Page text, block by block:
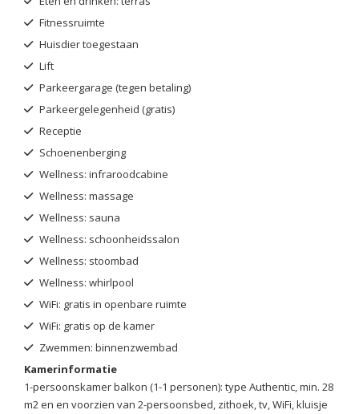
Fitnessruimte
Huisdier toegestaan
Lift
Parkeergarage (tegen betaling)
Parkeergelegenheid (gratis)
Receptie
Schoenenberging
Wellness: infraroodcabine
Wellness: massage
Wellness: sauna
Wellness: schoonheidssalon
Wellness: stoombad
Wellness: whirlpool
WiFi: gratis in openbare ruimte
WiFi: gratis op de kamer
Zwemmen: binnenzwembad
Kamerinformatie
1-persoonskamer balkon (1-1 personen): type Authentic, min. 28
m2 en en voorzien van 2-persoonsbed, zithoek, tv, WiFi, kluisje